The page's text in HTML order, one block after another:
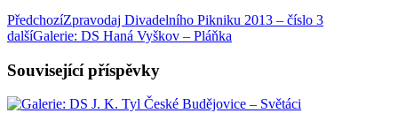
PředchozíZpravodaj Divadelního Pikniku 2013 – číslo 3
dalšíGalerie: DS Haná Vyškov – Pláňka
Související příspěvky